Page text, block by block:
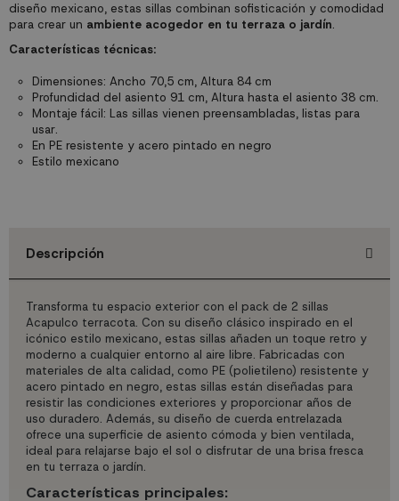
diseño mexicano, estas sillas combinan sofisticación y comodidad
para crear un ambiente acogedor en tu terraza o jardín.
Características técnicas:
Dimensiones: Ancho 70,5 cm, Altura 84 cm
Profundidad del asiento 91 cm, Altura hasta el asiento 38 cm.
Montaje fácil: Las sillas vienen preensambladas, listas para
usar.
En PE resistente y acero pintado en negro
Estilo mexicano
Descripción
Transforma tu espacio exterior con el pack de 2 sillas
Acapulco terracota. Con su diseño clásico inspirado en el
icónico estilo mexicano, estas sillas añaden un toque retro y
moderno a cualquier entorno al aire libre. Fabricadas con
materiales de alta calidad, como PE (polietileno) resistente y
acero pintado en negro, estas sillas están diseñadas para
resistir las condiciones exteriores y proporcionar años de
uso duradero. Además, su diseño de cuerda entrelazada
ofrece una superficie de asiento cómoda y bien ventilada,
ideal para relajarse bajo el sol o disfrutar de una brisa fresca
en tu terraza o jardín.
Características principales: